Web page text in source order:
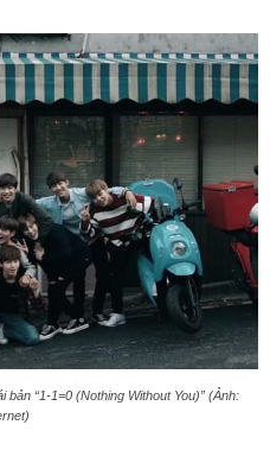
“1-1=0 (Nothing Without You)” (Ảnh: